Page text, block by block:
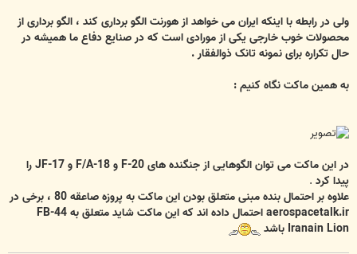
ولی در رابطه با اینکه ایران می خواهد از هورنت الگو برداری کند ، الگو برداری از
محصولات خوب خارجی یکی از مورادی است که در صنایع دفاع ما همیشه در
حال تکراره برای نمونه تانک ذوالفقار .
به همین ماکت نگاه کنیم :
در این ماکت می توان الگوهایی از جنگنده های F-20 و F/A-18 و JF-17 را
پیدا کرد.
علاوه بر احتمال بنده مبنی متعلق بودن این ماکت به پروزه صاعقه 80 ، برخی در
aerospacetalk.ir احتمال داده اند که این ماکت شاید متعلق به FB-44
Iranain Lion باشد